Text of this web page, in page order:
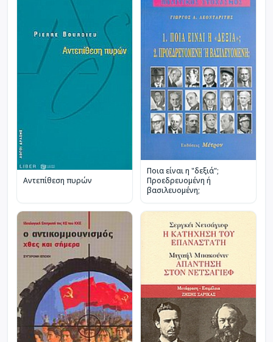
Αντεπίθεση πυρών
Ποια είναι η "δεξιά";
Προεδρευομένη ή
βασιλευομένη;